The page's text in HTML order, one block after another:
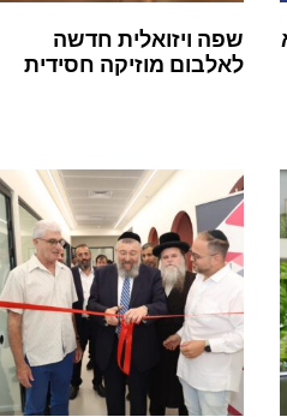
שפה ויזואלית חדשה
לאלבום מוזיקה חסידית